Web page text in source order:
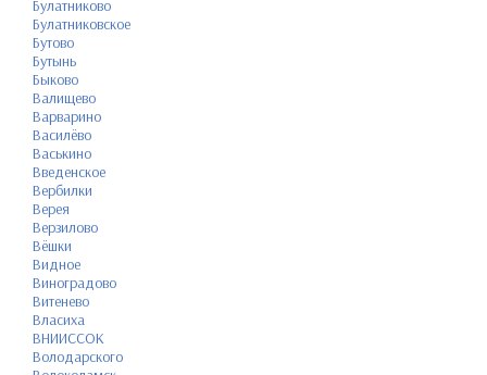
Булатниково
Булатниковское
Бутово
Бутынь
Быково
Валищево
Варварино
Василёво
Васькино
Введенское
Вербилки
Верея
Верзилово
Вёшки
Видное
Виноградово
Витенево
Власиха
ВНИИССОК
Володарского